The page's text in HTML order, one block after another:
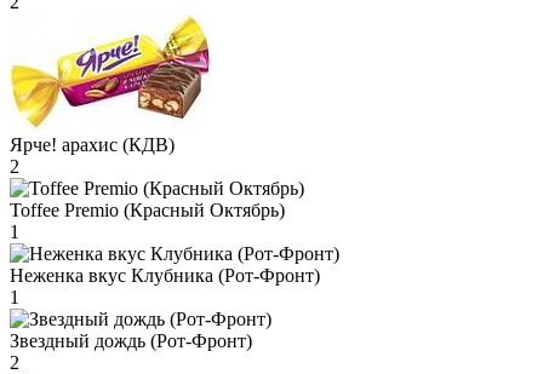
Ярче! арахис (КДВ)
2
Toffee Premio (Красный Октябрь)
1
Неженка вкус Клубника (Рот-Фронт)
1
Звездный дождь (Рот-Фронт)
2